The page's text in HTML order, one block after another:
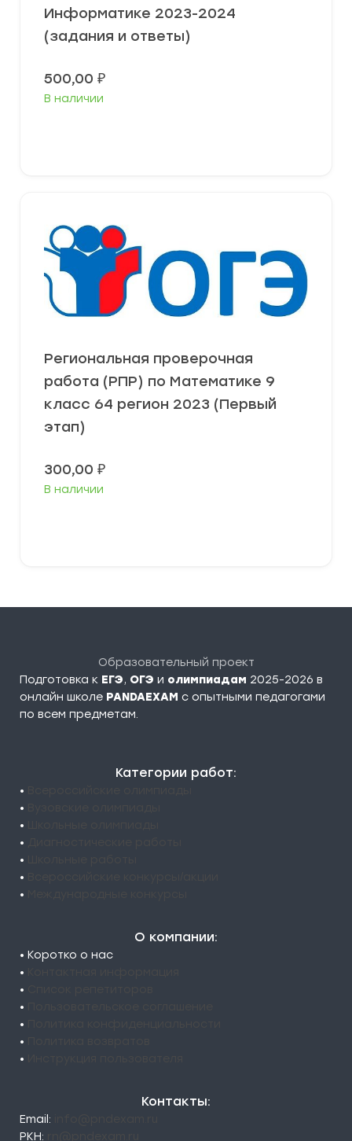
Информатике 2023-2024
(задания и ответы)
500,00 ₽
В наличии
Региональная проверочная
работа (РПР) по Математике 9
класс 64 регион 2023 (Первый
этап)
300,00 ₽
В наличии
Образовательный проект
Подготовка к ЕГЭ, ОГЭ и олимпиадам 2025-2026 в
онлайн школе PANDAEXAM c опытными педагогами
по всем предметам.
Категории работ:
•
•
•
•
•
•
•
О компании:
• Коротко о нас
•
•
•
•
•
•
Контакты:
Email:
РКН: